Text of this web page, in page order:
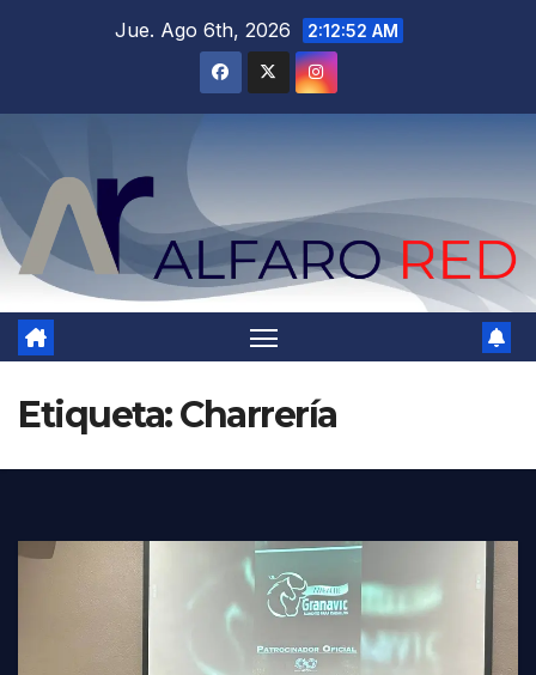
Jue. Ago 6th, 2026 2:12:53 AM
Etiqueta:Charrería